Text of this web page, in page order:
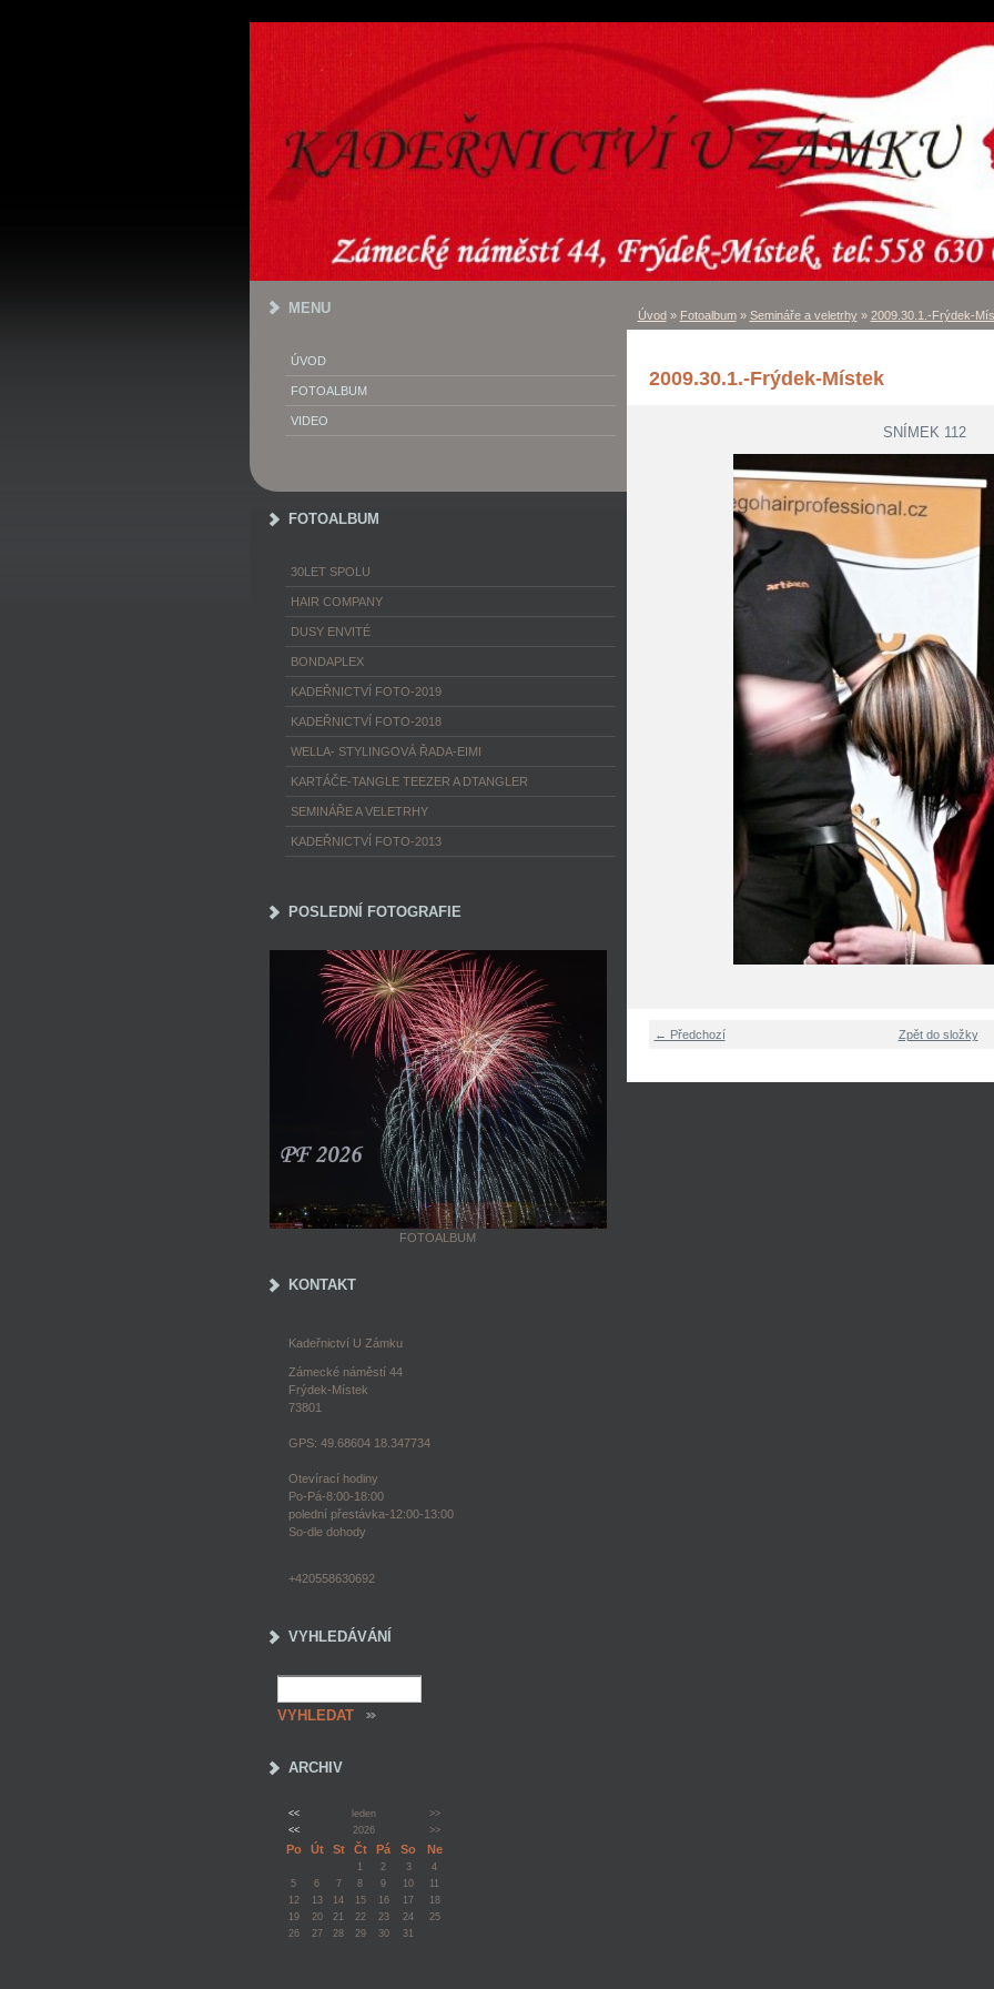
Úvod» Fotoalbum» Semináře a veletrhy» 2009.30.1.-Frýdek-
2009.30.1.-Frýdek-Místek
SNÍMEK 112
← Předchozí Zpět do složky
MENU
ÚVOD
FOTOALBUM
VIDEO
FOTOALBUM
30LET SPOLU
HAIR COMPANY
DUSY ENVITÉ
BONDAPLEX
KADEŘNICTVÍ FOTO-2019
KADEŘNICTVÍ FOTO-2018
WELLA- STYLINGOVÁ ŘADA-EIMI
KARTÁČE-TANGLE TEEZER A DTANGLER
SEMINÁŘE A VELETRHY
KADEŘNICTVÍ FOTO-2013
POSLEDNÍ FOTOGRAFIE
FOTOALBUM
KONTAKT
Kadeřnictví U Zámku
Zámecké náměstí 44
Frýdek-Místek
73801
GPS: 49.68604 18.347734
Otevírací hodiny
Po-Pá-8:00-18:00
polední přestávka-12:00-13:00
So-dle dohody
+420558630692
VYHLEDÁVÁNÍ
ARCHIV
<< leden
>>
<<
2026 >>
Po Út St Čt Pá So Ne
1 2 3
4
5
6 7 8 9 10
11
12
13 14 15 16 17
18
19
20 21 22 23 24
25
26
27 28 29 30 31